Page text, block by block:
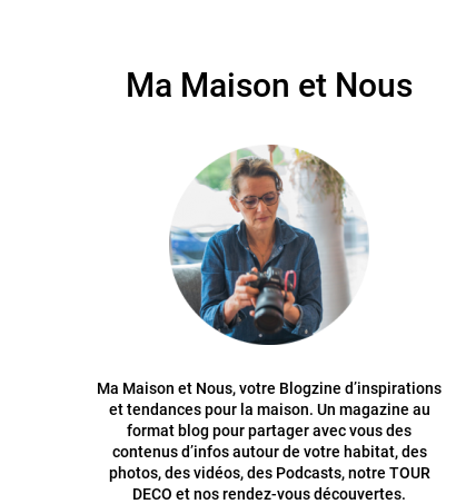
Ma Maison et Nous
Ma Maison et Nous, votre Blogzine d’inspirations
et tendances pour la maison. Un magazine au
format blog pour partager avec vous des
contenus d’infos autour de votre habitat, des
photos, des vidéos, des Podcasts, notre TOUR
DECO et nos rendez-vous découvertes.